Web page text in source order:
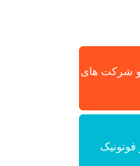
شرکت های